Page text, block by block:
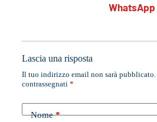
WhatsApp
Lascia una risposta
Il tuo indirizzo email non sarà pubblicato.
contrassegnati *
Nome*